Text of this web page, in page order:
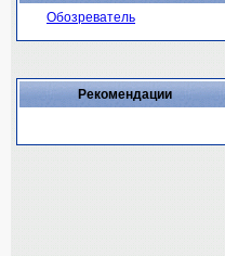
Обозреватель
Рекомендации